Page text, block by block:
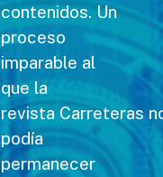
contenidos. Un
proceso
imparable al
que la
revista Carreteras
podía
permanecer